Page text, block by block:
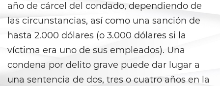
Falsificación
Falsificación o Alteración de
una Prescripción Médica
Malversación de Fondos
año de cárcel del condado, dependiendo de
las circunstancias, así como una sanción de
hasta 2.000 dólares (o 3.000 dólares si la
víctima era uno de sus empleados). Una
condena por delito grave puede dar lugar a
una sentencia de dos, tres o cuatro años en la